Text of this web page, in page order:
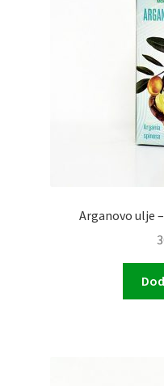
Arganovo ulje